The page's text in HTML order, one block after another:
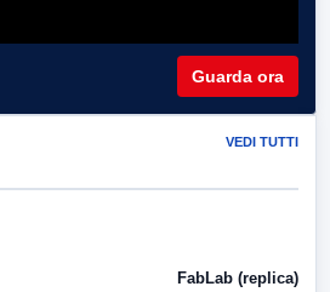
Guarda ora
VEDI TUTTI
FabLab (replica)